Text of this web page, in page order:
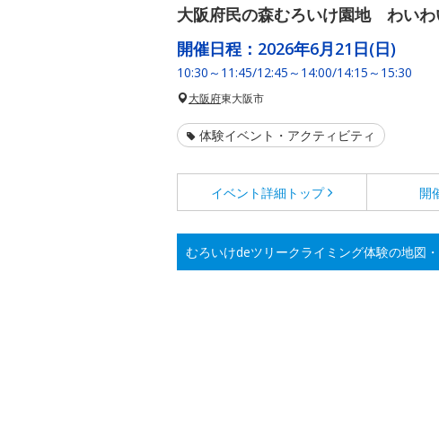
大阪府民の森むろいけ園地 わいわ
開催日程： 2026年6月21日(日)
10:30～11:45/12:45～14:00/14:15～15:30
大阪府東大阪市
体験イベント・アクティビティ
イベント詳細 トップ 開
むろいけdeツリークライミング体験の地図